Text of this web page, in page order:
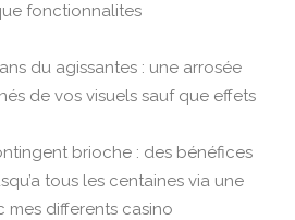
fonctionnalites
du agissantes : une arrosée
de vos visuels sauf que effets
brioche : des bénéfices
tous les centaines via une
mes differents casino